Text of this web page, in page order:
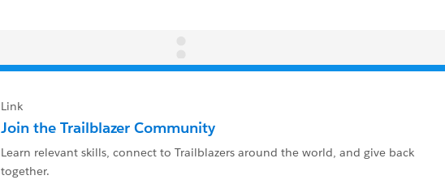
Link
Join the Trailblazer Community
Learn relevant skills, connect to Trailblazers around the world, and give back
together.